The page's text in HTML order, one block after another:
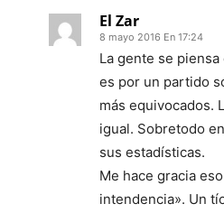
El Zar
8 mayo 2016 En 17:24
La gente se
es por un partido
más equivocados.
igual. Sobretodo
sus estadísticas.
Me hace gracia
intendencia». Un